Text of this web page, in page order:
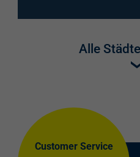
Alle
Customer Service